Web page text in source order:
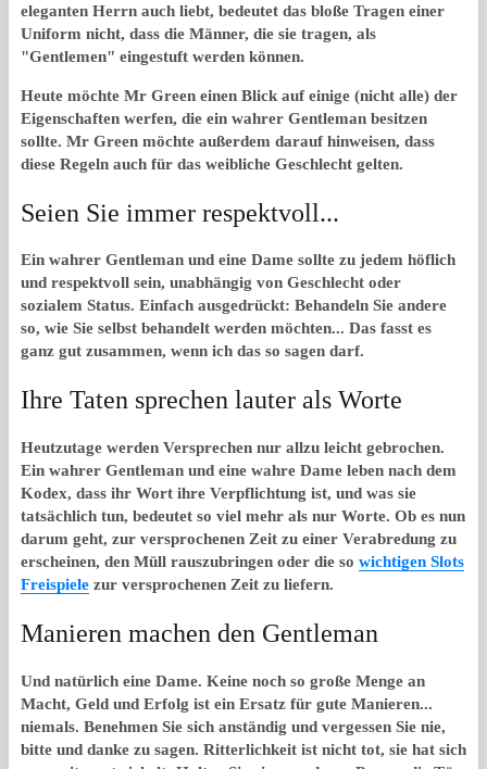
eleganten Herrn auch liebt, bedeutet das bloße Tragen einer
Uniform nicht, dass die Männer, die sie tragen, als
"Gentlemen" eingestuft werden können.
Heute möchte Mr Green einen Blick auf einige (nicht alle) der
Eigenschaften werfen, die ein wahrer Gentleman besitzen
sollte. Mr Green möchte außerdem darauf hinweisen, dass
diese Regeln auch für das weibliche Geschlecht gelten.
Seien Sie immer respektvoll...
Ein wahrer Gentleman und eine Dame sollte zu jedem höflich
und respektvoll sein, unabhängig von Geschlecht oder
sozialem Status. Einfach ausgedrückt: Behandeln Sie andere
so, wie Sie selbst behandelt werden möchten... Das fasst es
ganz gut zusammen, wenn ich das so sagen darf.
Ihre Taten sprechen lauter als Worte
Heutzutage werden Versprechen nur allzu leicht gebrochen.
Ein wahrer Gentleman und eine wahre Dame leben nach dem
Kodex, dass ihr Wort ihre Verpflichtung ist, und was sie
tatsächlich tun, bedeutet so viel mehr als nur Worte. Ob es nun
darum geht, zur versprochenen Zeit zu einer Verabredung zu
erscheinen, den Müll rauszubringen oder die so wichtigen Slots
Freispiele zur versprochenen Zeit zu liefern.
Manieren machen den Gentleman
Und natürlich eine Dame. Keine noch so große Menge an
Macht, Geld und Erfolg ist ein Ersatz für gute Manieren...
niemals. Benehmen Sie sich anständig und vergessen Sie nie,
bitte und danke zu sagen. Ritterlichkeit ist nicht tot, sie hat sich